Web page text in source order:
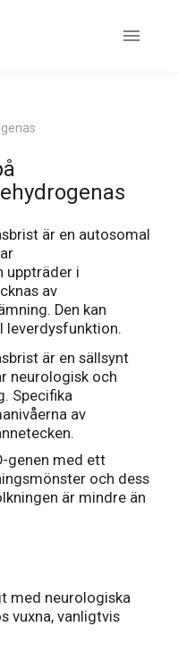
är en autosomal
uppträder i
av
Den kan
leverdysfunktion.
är en sällsynt
neurologisk och
Specifika
av
genen med ett
och dess
är mindre än
med neurologiska
vuxna, vanligtvis